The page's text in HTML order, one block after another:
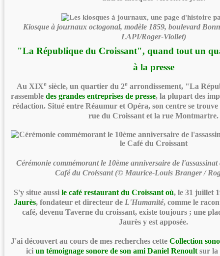
Kiosque à journaux octogonal, modèle 1859, boulevard
LAPI/Roger-Viollet)
"La République du Croissant", quand tout un
à la presse
Au XIXe siècle, un quartier du 2e arrondissement, "La
rassemble des grandes entreprises de presse, la plupart des
rédaction. Situé entre Réaumur et Opéra, son centre se
rue du Croissant et la rue Montmartre.
Cérémonie commémorant le 10ème anniversaire de
Café du Croissant (© Maurice-Louis Branger /
S'y situe aussile café restaurant du Croissant où, le 31 juillet
Jaurès, fondateur et directeur de L'Humanité, comme le
café, devenu Taverne du croissant, existe toujours ; une
Jaurès y est apposée.
J'ai découvert au cours de mes recherches cette Collection
ici un témoignage sonore de son ami Daniel Renoultsur la